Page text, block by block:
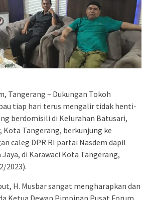
Tangerang – Dukungan Tokoh
tiap hari terus mengalir tidak henti-
berdomisili di Kelurahan Batusari,
Kota Tangerang, berkunjung ke
caleg DPR RI partai Nasdem dapil
di Karawaci Kota Tangerang,
2023).
H. Musbar sangat mengharapkan dan
Ketua Dewan Pimpinan Pusat Forum